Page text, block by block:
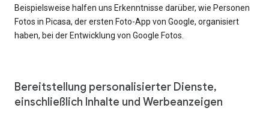
Beispielsweise halfen uns Erkenntnisse darüber, wie Personen
Fotos in Picasa, der ersten Foto-App von Google, organisiert
haben, bei der Entwicklung von Google Fotos.
Bereitstellung personalisierter Dienste,
einschließlich Inhalte und Werbeanzeigen